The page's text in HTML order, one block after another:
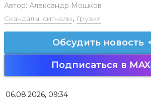
Автор: Александр Мошков
Скандалы, сигналы , Грузия
Обсудить новость
Подписаться в MAX
06.08.2026, 09:34